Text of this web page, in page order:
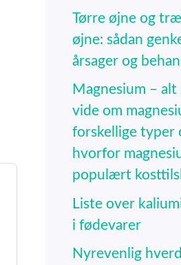
Tørre øjne og
øjne: sådan
årsager og
Magnesium –
vide om
forskellige typer
hvorfor
populært
Liste over
i fødevarer
Nyrevenlig